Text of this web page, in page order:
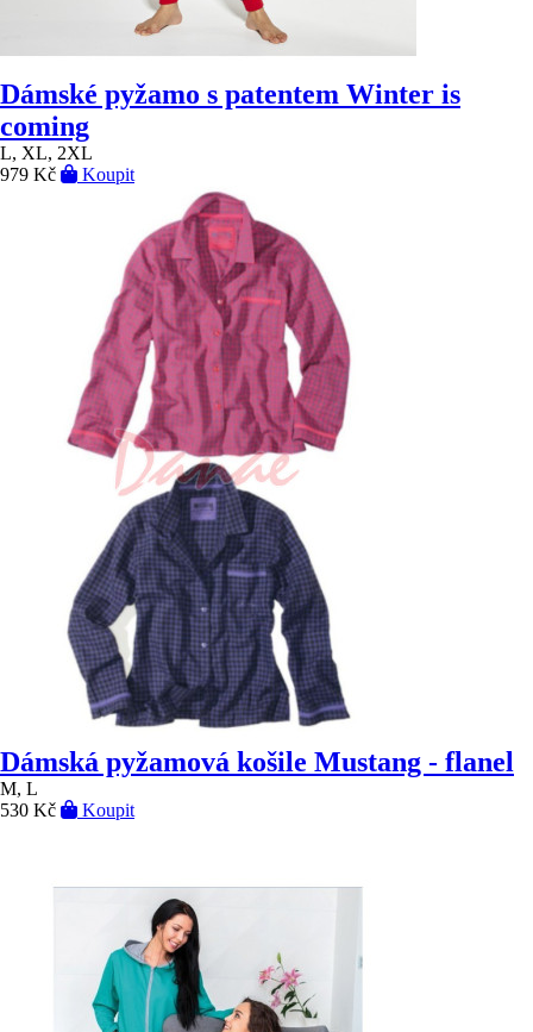
Dámské pyžamo s patentem Winter is
coming
L, XL, 2XL
979 Kč
Koupit
Dámská pyžamová košile Mustang - flanel
M, L
530 Kč
Koupit